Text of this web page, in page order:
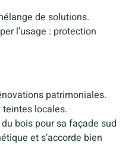
de solutions.
l’usage : protection
patrimoniales.
teintes locales.
bois pour sa façade sud
et s’accorde bien